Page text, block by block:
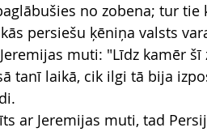
no zobena; tur tie
persiešu ķēniņa valsts
muti: "Līdz kamēr šī
tanī laikā, cik ilgi tā bija
ar Jeremijas muti, tad